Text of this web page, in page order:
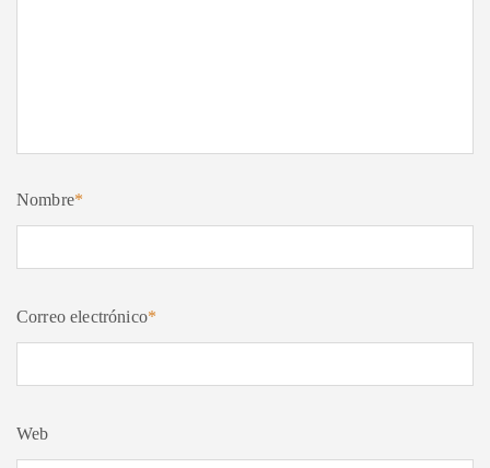
Nombre*
Correo electrónico*
Web